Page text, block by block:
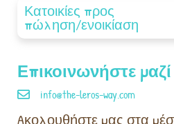
Επικοινωνήστε
info@the-leros-way.com
Aκολουθήστε μας στα
Κατοικίες προς
πώληση/ενοικίαση